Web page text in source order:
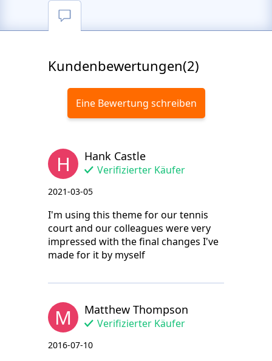
Kundenbewertungen(2)
Eine Bewertung schreiben
H Hank Castle
Verifizierter Käufer
2021-03-05
I'm using this theme for our tennis
court and our colleagues were very
impressed with the final changes I've
made for it by myself
M Matthew Thompson
Verifizierter Käufer
2016-07-10